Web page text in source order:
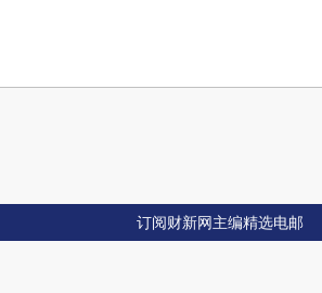
订阅财新网主编精选电邮